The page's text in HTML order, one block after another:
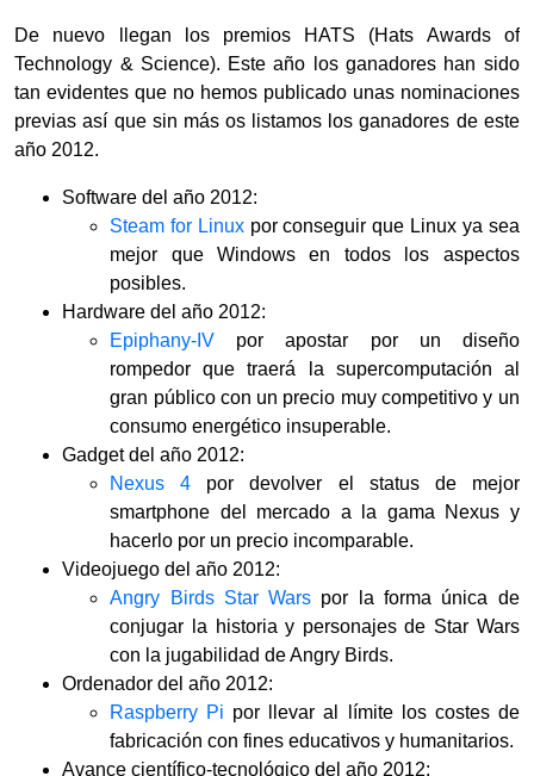
De nuevo llegan los premios HATS (Hats Awards of
Technology & Science). Este año los ganadores han sido
tan evidentes que no hemos publicado unas nominaciones
previas así que sin más os listamos los ganadores de este
año 2012.
Software del año 2012:
Steam for Linuxpor conseguir que Linux ya sea
mejor que Windows en todos los aspectos
posibles.
Hardware del año 2012:
Epiphany-IV por apostar por un diseño
rompedor que traerá la supercomputación al
gran público con un precio muy competitivo y un
consumo energético insuperable.
Gadget del año 2012:
Nexus 4 por devolver el status de mejor
smartphone del mercado a la gama Nexus y
hacerlo por un precio incomparable.
Videojuego del año 2012:
Angry Birds Star Wars por la forma única de
conjugar la historia y personajes de Star Wars
con la jugabilidad de Angry Birds.
Ordenador del año 2012:
Raspberry Pi por llevar al límite los costes de
fabricación con fines educativos y humanitarios.
Avance científico-tecnológico del año 2012: